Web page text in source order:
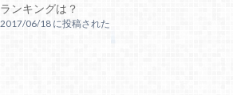
ランキングは？
2017/06/18 に投稿された